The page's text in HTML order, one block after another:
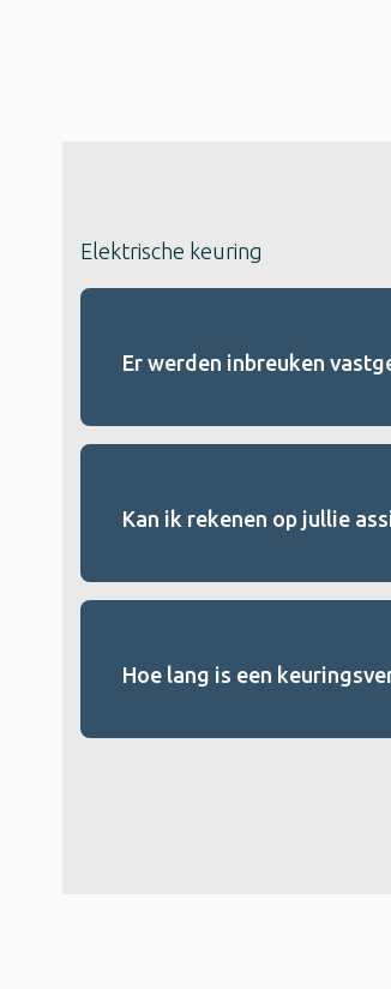
Elektrische keuring
Er werden inbreuken
Kan ik rekenen op jullie
Hoe lang is een